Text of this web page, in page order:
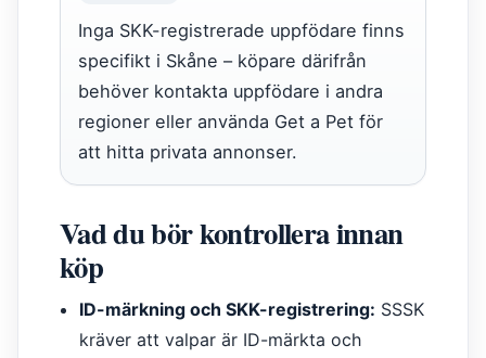
Inga SKK-registrerade uppfödare finns
specifikt i Skåne – köpare därifrån
behöver kontakta uppfödare i andra
regioner eller använda Get a Pet för
att hitta privata annonser.
Vad du bör kontrollera innan
köp
ID-märkning och SKK-registrering: SSSK
kräver att valpar är ID-märkta och